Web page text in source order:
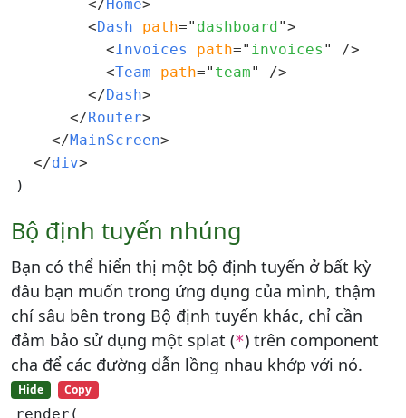
</Home>
<Dash path=" dashboard ">
<Invoices path=" invoices "
/>
<Team path=" team"
/>
</Dash>
</Router>
</MainScreen>
</div>
Bộ định tuyến nhúng
Bạn có thể hiển thị một bộ định tuyến ở bất kỳ
đâu bạn muốn trong ứng dụng của mình, thậm
chí sâu bên trong Bộ định tuyến khác, chỉ cần
đảm bảo sử dụng một splat (*) trên component
cha để các đường dẫn lồng nhau khớp với nó.
Hide Copy
render(